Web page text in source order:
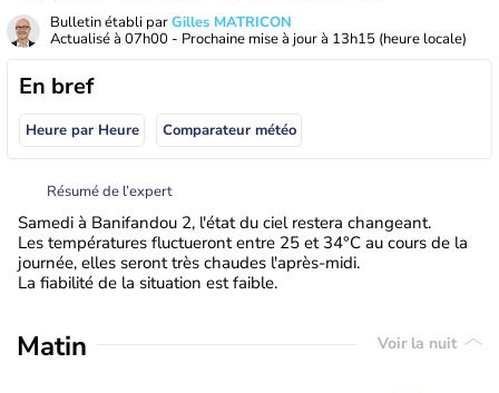
Bulletin établi parGilles MATRICON
Actualisé à 07h00 - Prochaine mise à jour à 13h15 (heure locale)
En bref
Heure par Heure Comparateur météo
Résumé de l’expert
Samedi à Banifandou 2, l'état du ciel restera changeant.
Les températures fluctueront entre 25 et 34°C au cours de la
journée, elles seront très chaudes l'après-midi.
La fiabilité de la situation est faible.
Matin Voir la nuit